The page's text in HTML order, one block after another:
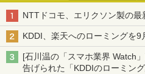
NTTドコモ、エリクソン製の最
KDDI、楽天へのローミングを9
[石川温の「スマホ業界 Watch
告げられた「KDDIのローミン